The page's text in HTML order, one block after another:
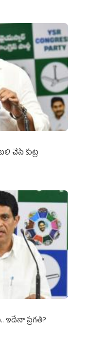
కుట్ర‌
ఇదేనా ప్రగతి?